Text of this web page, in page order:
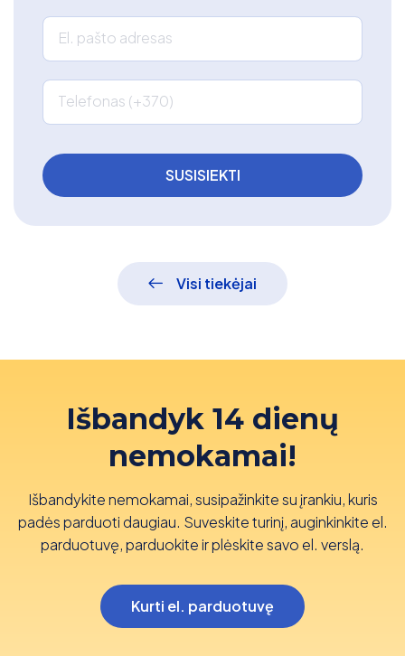
El. pašto adresas
Telefonas (+370)
Visi tiekėjai
Išbandyk 14 dienų
nemokamai!
Išbandykite nemokamai, susipažinkite su įrankiu, kuris
padės parduoti daugiau. Suveskite turinį, auginkinkite el.
parduotuvę, parduokite ir plėskite savo el. verslą.
Kurti el. parduotuvę